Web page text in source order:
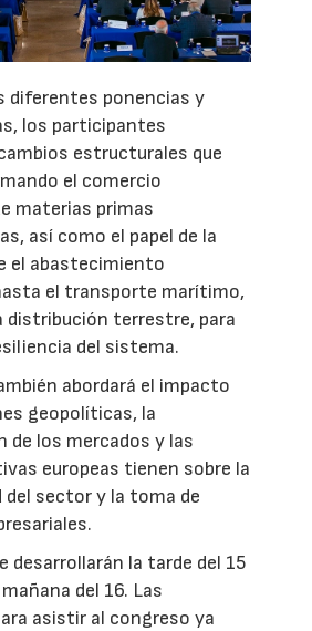
diferentes ponencias y
los participantes
estructurales que
el comercio
materias primas
así como el papel de la
el abastecimiento
el transporte marítimo,
distribución terrestre, para
del sistema.
abordará el impacto
geopolíticas, la
de los mercados y las
europeas tienen sobre la
sector y la toma de
desarrollarán la tarde del 15
del 16. Las
asistir al congreso ya